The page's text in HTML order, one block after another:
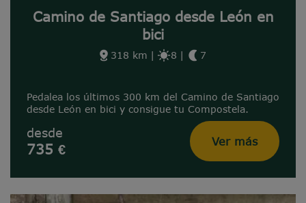
Camino de Santiago desde León en
bici
318 km | 8 | 7
Pedalea los últimos 300 km del Camino de Santiago
desde León en bici y consigue tu Compostela.
desde
735 € Ver más